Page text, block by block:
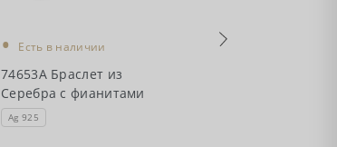
• Есть в наличии
74653А Браслет из
Серебра с фианитами
Ag 925